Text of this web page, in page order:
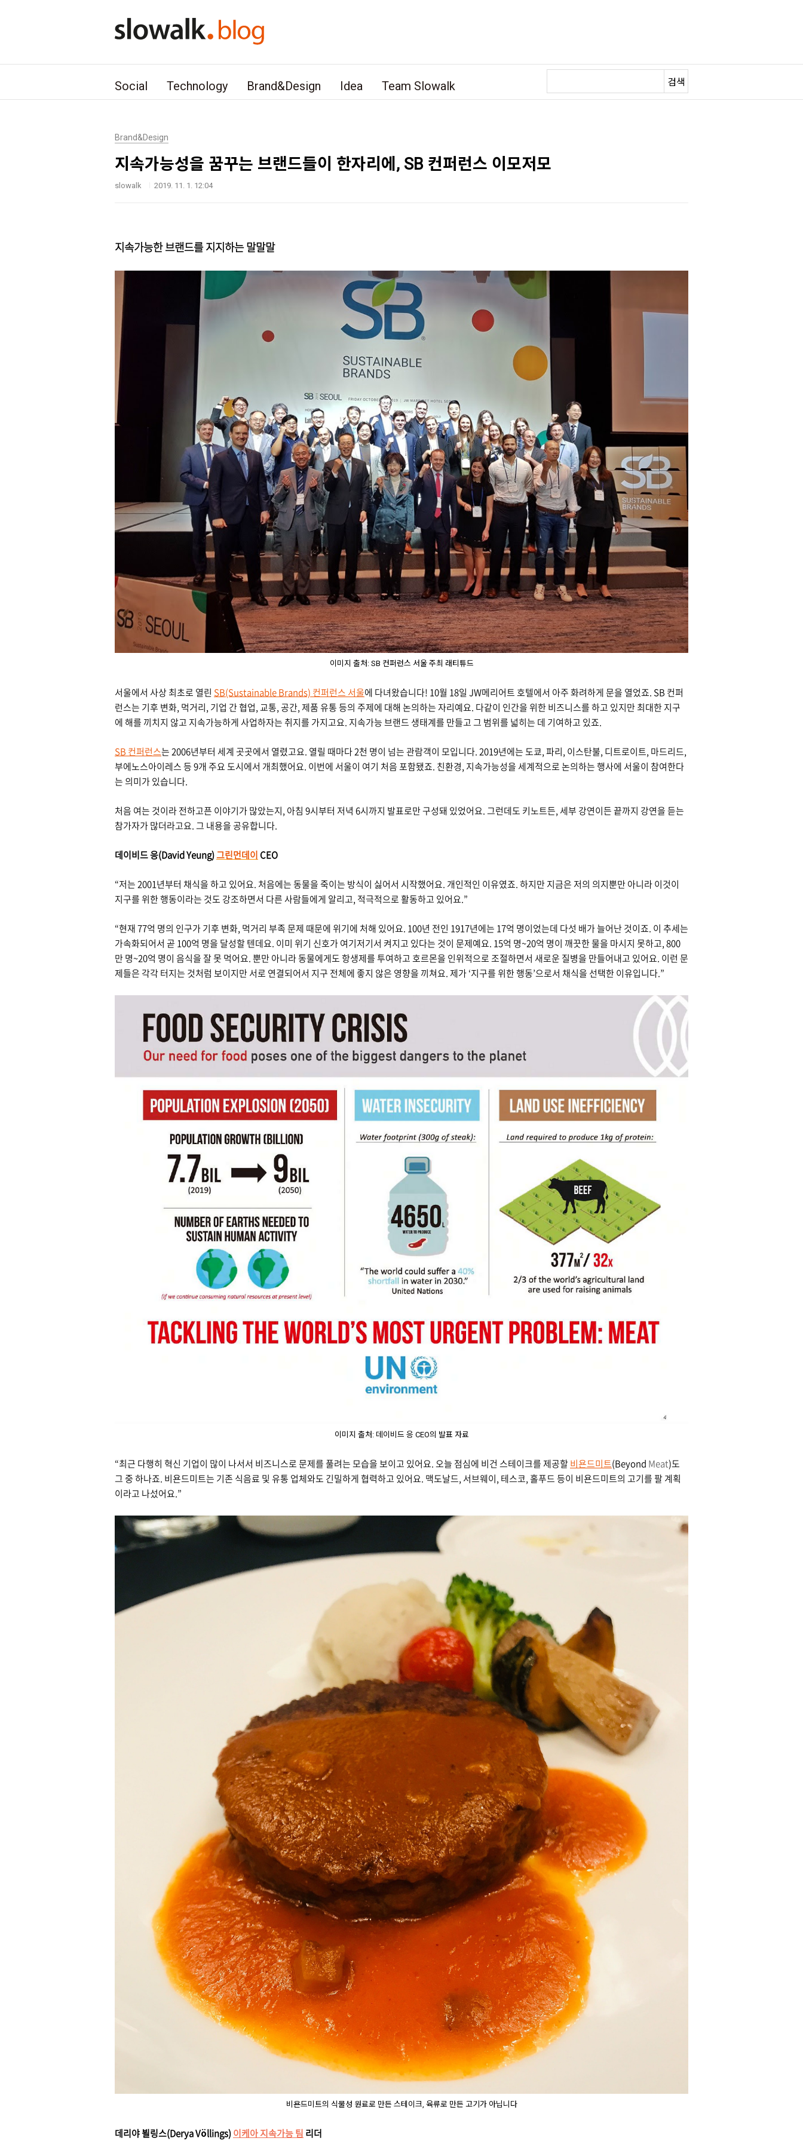
Social Technology Brand&Design Idea Team Slowalk 검색
Brand&Design
지속가능성을 꿈꾸는 브랜드들이 한자리에, SB 컨퍼런스 이모저모
slowalk 2019. 11. 1. 12:04
지속가능한 브랜드를 지지하는 말말말
이미지 출처: SB 컨퍼런스 서울 주최 래티튜드
서울에서 사상 최초로 열린 SB(Sustainable Brands) 컨퍼런스 서울에 다녀왔습니다! 10월 18일 JW메리어트 호텔에서 아주 화려하게 문을 열었죠. SB 컨퍼
런스는 기후 변화, 먹거리, 기업 간 협업, 교통, 공간, 제품 유통 등의 주제에 대해 논의하는 자리예요. 다같이 인간을 위한 비즈니스를 하고 있지만 최대한 지구
에 해를 끼치지 않고 지속가능하게 사업하자는 취지를 가지고요. 지속가능 브랜드 생태계를 만들고 그 범위를 넓히는 데 기여하고 있죠.
SB 컨퍼런스는 2006년부터 세계 곳곳에서 열렸고요. 열릴 때마다 2천 명이 넘는 관람객이 모입니다. 2019년에는 도쿄, 파리, 이스탄불, 디트로이트, 마드리드,
부에노스아이레스 등 9개 주요 도시에서 개최했어요. 이번에 서울이 여기 처음 포함됐죠. 친환경, 지속가능성을 세계적으로 논의하는 행사에 서울이 참여한다
는 의미가 있습니다.
처음 여는 것이라 전하고픈 이야기가 많았는지, 아침 9시부터 저녁 6시까지 발표로만 구성돼 있었어요. 그런데도 키노트든, 세부 강연이든 끝까지 강연을 듣는
참가자가 많더라고요. 그 내용을 공유합니다.
데이비드 응(David Yeung)그린먼데이 CEO
“저는 2001년부터 채식을 하고 있어요. 처음에는 동물을 죽이는 방식이 싫어서 시작했어요. 개인적인 이유였죠. 하지만 지금은 저의 의지뿐만 아니라 이것이
지구를 위한 행동이라는 것도 강조하면서 다른 사람들에게 알리고, 적극적으로 활동하고 있어요.”
“현재 77억 명의 인구가 기후 변화, 먹거리 부족 문제 때문에 위기에 처해 있어요. 100년 전인 1917년에는 17억 명이었는데 다섯 배가 늘어난 것이죠. 이 추세는
가속화되어서 곧 100억 명을 달성할 텐데요. 이미 위기 신호가 여기저기서 켜지고 있다는 것이 문제예요. 15억 명~20억 명이 깨끗한 물을 마시지 못하고, 800
만 명~20억 명이 음식을 잘 못 먹어요. 뿐만 아니라 동물에게도 항생제를 투여하고 호르몬을 인위적으로 조절하면서 새로운 질병을 만들어내고 있어요. 이런 문
제들은 각각 터지는 것처럼 보이지만 서로 연결되어서 지구 전체에 좋지 않은 영향을 끼쳐요. 제가 ‘지구를 위한 행동’으로서 채식을 선택한 이유입니다.”
이미지 출처: 데이비드 응 CEO의 발표 자료
“최근 다행히 혁신 기업이 많이 나서서 비즈니스로 문제를 풀려는 모습을 보이고 있어요. 오늘 점심에 비건 스테이크를 제공할비욘드미트(Beyond Meat)도
그 중 하나죠. 비욘드미트는 기존 식음료 및 유통 업체와도 긴밀하게 협력하고 있어요. 맥도날드, 서브웨이, 테스코, 홀푸드 등이 비욘드미트의 고기를 팔 계획
이라고 나섰어요.”
비욘드미트의 식물성 원료로 만든 스테이크, 육류로 만든 고기가 아닙니다
데리야 뵐링스(Derya Völlings)이케아 지속가능 팀 리더